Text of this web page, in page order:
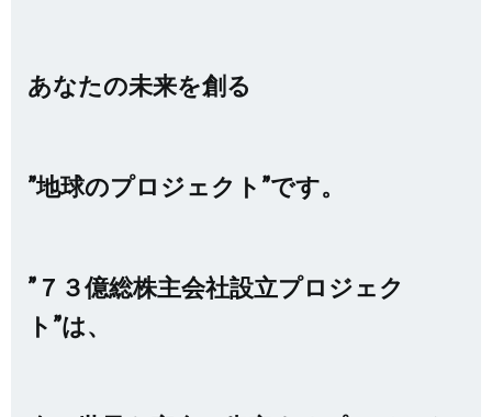
あなたの未来を創る
”地球のプロジェクト”です。
”７３億総株主会社設立プロジェク
ト”は、